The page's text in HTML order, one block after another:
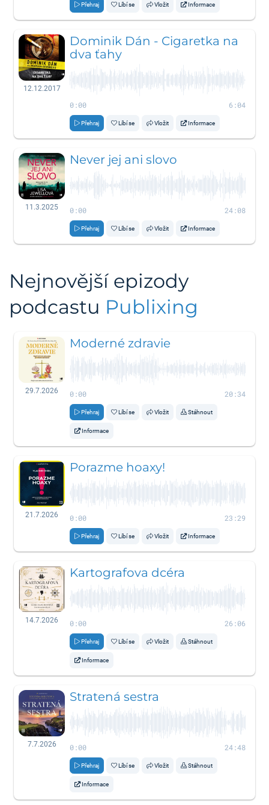
Přehraj Líbí se Vložit Informace
12.12.2017
Dominik Dán - Cigaretka na
dva ťahy
0:00 6:04
Přehraj Líbí se Vložit Informace
11.3.2025
Never jej ani slovo
0:00 24:08
Přehraj Líbí se Vložit Informace
Nejnovější epizody
podcastu Publixing
29.7.2026
Moderné zdravie
0:00 20:34
Přehraj Líbí se Vložit Stáhnout
Informace
21.7.2026
Porazme hoaxy!
0:00 23:29
Přehraj Líbí se Vložit Informace
14.7.2026
Kartografova dcéra
0:00 26:06
Přehraj Líbí se Vložit Stáhnout
Informace
7.7.2026
Stratená sestra
0:00 24:48
Přehraj Líbí se Vložit Stáhnout
Informace